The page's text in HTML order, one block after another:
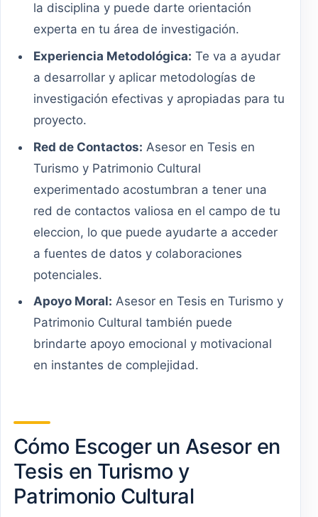
la disciplina y puede darte orientación
experta en tu área de investigación.
Experiencia Metodológica: Te va a ayudar
a desarrollar y aplicar metodologías de
investigación efectivas y apropiadas para tu
proyecto.
Red de Contactos: Asesor en Tesis en
Turismo y Patrimonio Cultural
experimentado acostumbran a tener una
red de contactos valiosa en el campo de tu
eleccion, lo que puede ayudarte a acceder
a fuentes de datos y colaboraciones
potenciales.
Apoyo Moral: Asesor en Tesis en Turismo y
Patrimonio Cultural también puede
brindarte apoyo emocional y motivacional
en instantes de complejidad.
Cómo Escoger un Asesor en
Tesis en Turismo y
Patrimonio Cultural